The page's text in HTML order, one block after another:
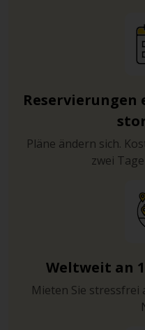
Pläne ändern sich.
zwei
Weltweit an
Mieten Sie